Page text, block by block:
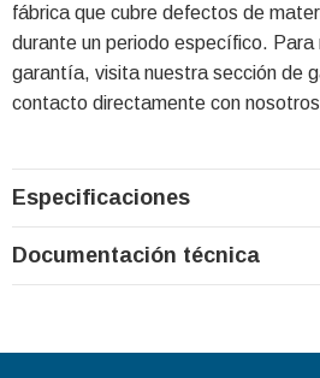
fábrica que cubre defectos de
durante un periodo específico.
garantía, visita nuestra sección de
contacto directamente con
Especificaciones
Documentación técnica